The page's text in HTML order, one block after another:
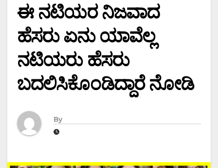
ಈ ನಟಿಯರ ನಿಜವಾದ
ಹೆಸರು ಏನು ಯಾವೆಲ್ಲ
ನಟಿಯರು ಹೆಸರು
ಬದಲಿಸಿಕೊಂಡಿದ್ದಾರೆ ನೋಡಿ
By